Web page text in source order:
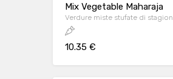
Mix Vegetable Maharaja
Verdure miste stufate di
10.35 €